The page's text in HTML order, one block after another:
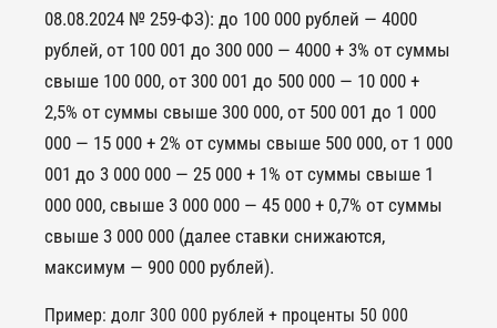
08.08.2024 № 259-ФЗ): до 100 000 рублей — 4000
рублей, от 100 001 до 300 000 — 4000 + 3% от суммы
свыше 100 000, от 300 001 до 500 000 — 10 000 +
2,5% от суммы свыше 300 000, от 500 001 до 1 000
000 — 15 000 + 2% от суммы свыше 500 000, от 1 000
001 до 3 000 000 — 25 000 + 1% от суммы свыше 1
000 000, свыше 3 000 000 — 45 000 + 0,7% от суммы
свыше 3 000 000 (далее ставки снижаются,
максимум — 900 000 рублей).
Пример: долг 300 000 рублей + проценты 50 000